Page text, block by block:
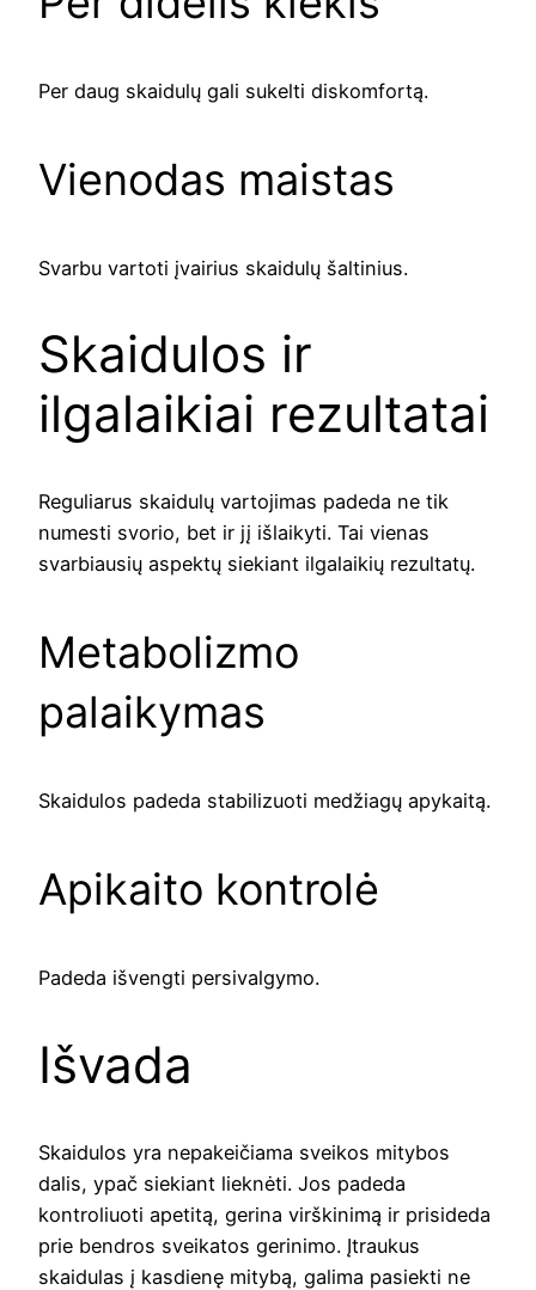
Per daug skaidulų gali sukelti diskomfortą.
Vienodas maistas
Svarbu vartoti įvairius skaidulų šaltinius.
Skaidulos ir
ilgalaikiai rezultatai
Reguliarus skaidulų vartojimas padeda ne tik
numesti svorio, bet ir jį išlaikyti. Tai vienas
svarbiausių aspektų siekiant ilgalaikių rezultatų.
Metabolizmo
palaikymas
Skaidulos padeda stabilizuoti medžiagų apykaitą.
Apikaito kontrolė
Padeda išvengti persivalgymo.
Išvada
Skaidulos yra nepakeičiama sveikos mitybos
dalis, ypač siekiant lieknėti. Jos padeda
kontroliuoti apetitą, gerina virškinimą ir prisideda
prie bendros sveikatos gerinimo. Įtraukus
skaidulas į kasdienę mitybą, galima pasiekti ne